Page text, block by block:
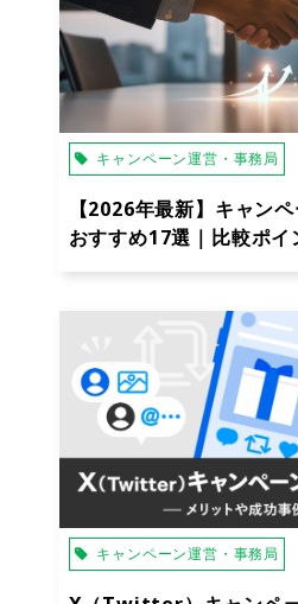
キャンペーン運営・事務局
【2026年最新】キャン
おすすめ17選｜比較ポイ
キャンペーン運営・事務局